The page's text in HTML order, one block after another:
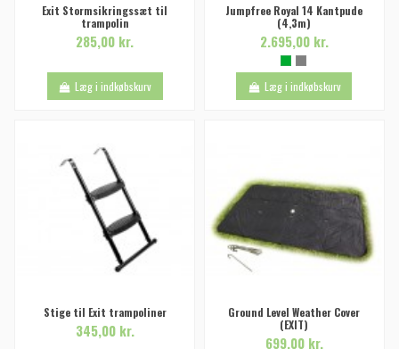
Exit Stormsikringssæt til
trampolin
285,00 kr.
Læg i indkøbskurv
Jumpfree Royal 14 Kantpude
(4,3m)
2.695,00 kr.
Læg i indkøbskurv
Stige til Exit trampoliner
345,00 kr.
Ground Level Weather Cover
(EXIT)
699,00 kr.